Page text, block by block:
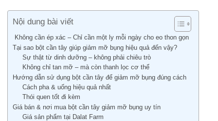
Nội dung bài viết
Không cần ép xác – Chỉ cần một ly mỗi ngày cho eo thon gọn
Tại sao bột cần tây giúp giảm mỡ bụng hiệu quả đến vậy?
Sự thật từ dinh dưỡng – không phải chiêu trò
Không chỉ tan mỡ – mà còn thanh lọc cơ thể
Hướng dẫn sử dụng bột cần tây để giảm mỡ bụng đúng cách
Cách pha & uống hiệu quả nhất
Thói quen tốt đi kèm
Giá bán & nơi mua bột cần tây giảm mỡ bụng uy tín
Giá sản phẩm tại Dalat Farm